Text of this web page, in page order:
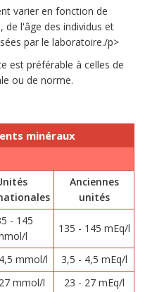
varier en fonction de
de l'âge des individus et
par le laboratoire./p>
est préférable à celles de
ou de norme.
minéraux
Anciennes
unités
- 145
l
135 - 145 mEq/l
mmol/l
3,5 - 4,5 mEq/l
mmol/l
23 - 27 mEq/l